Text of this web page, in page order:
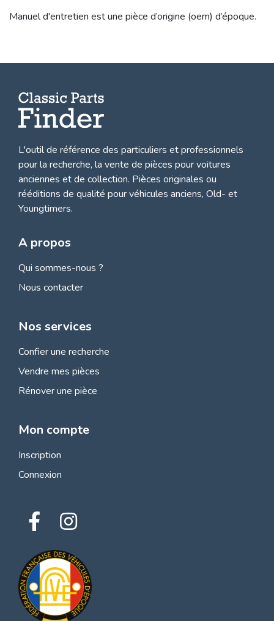
Manuel d'entretien est une pièce d’origine (oem) d’époque.
L'outil de référence des particuliers et professionnels
pour la recherche, la vente de pièces pour voitures
anciennes et de collection. Pièces originales ou
rééditions de qualité pour véhicules anciens, Old- et
Youngtimers.
A propos
Qui sommes-nous ?
Nous contacter
Nos services
Confier une recherche
Vendre mes pièces
Rénover une pièce
Mon compte
Inscription
Connexion